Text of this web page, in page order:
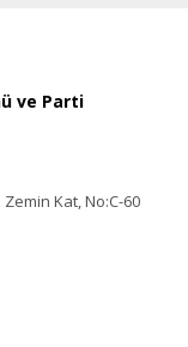
ve Parti
Kat, No:C-60